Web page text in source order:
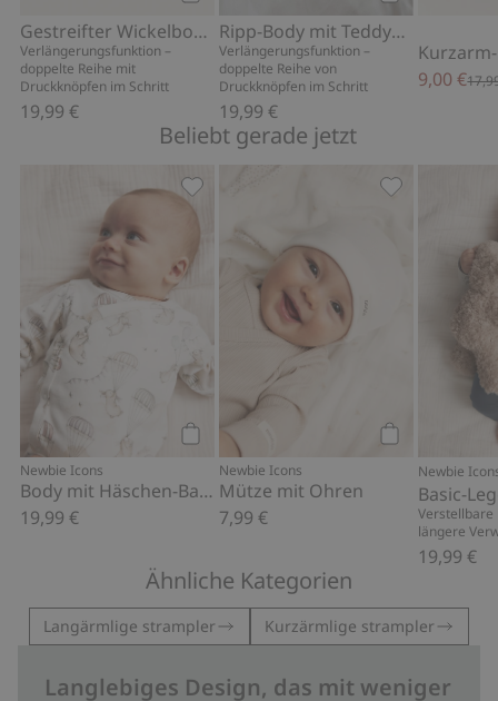
Gestreifter Wickelbody mit Stickerei
Verlängerungsfunktion –
doppelte Reihe mit
Druckknöpfen im Schritt
19,99 €
Kaufen
Ripp-Body mit Teddybär-Muster
Verlängerungsfunktion –
doppelte Reihe von
Druckknöpfen im Schritt
19,99 €
9,00 €
Beliebt gerade jetzt
Kaufen
Newbie Icons
Body mit Häschen-Ballonmuster
19,99 €
Body mit Häschen-Ballonmuster, Zu
Kaufen
Newbie Icons
Mütze mit Ohren
7,99 €
Newbie
Basic-
längere
19,99 €
Ähnliche Kategorien
Langärmlige strampler Kurzärmlige strampler
Langlebiges Design, das mit weniger